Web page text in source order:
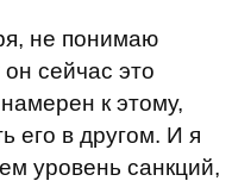
не понимаю
сейчас это
к этому,
его в другом. И я
уровень санкций,